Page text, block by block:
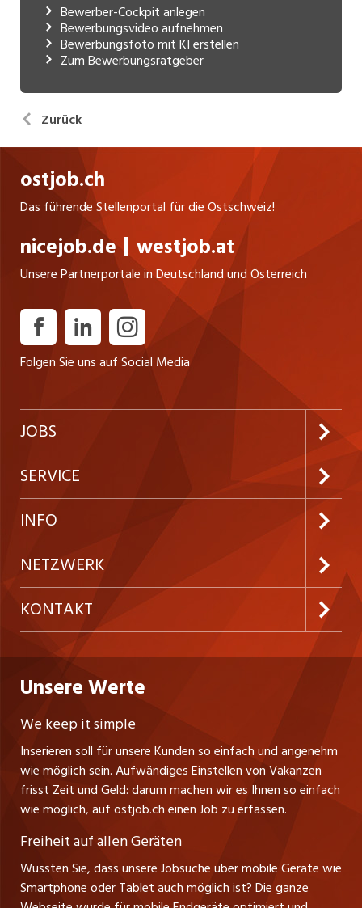
Bewerber-Cockpit anlegen
Bewerbungsvideo aufnehmen
Bewerbungsfoto mit KI erstellen
Zum Bewerbungsratgeber
Zurück
ostjob.ch
Das führende Stellenportal für die Ostschweiz!
nicejob.de westjob.at
Unsere Partnerportale in Deutschland und Österreich
Folgen Sie uns auf Social Media
JOBS
Jobabo abonnieren
Neue Stellen
Festanstellungen
Temporäre Jobs
Freelance Jobs
Praktika
Lehrstellen
Führungspositionen
Management / Kader-Jobs
Berufsgruppen
Top-Regionen
SERVICE
Kundenlogin
Inserieren
Firmen
Personalvermittler
INFO
Preise & Leistungen
AGB
Datenschutzerklärung
Nutzungsbedingungen
Stellenmeldepflicht
Schnittstelle
Impressum
NETZWERK
westjob.at
nicejob.de
myjob.ch
zentraljob.ch
jobbasel.ch
jobbern.ch
jobmittelland.ch
jobzüri.ch
KONTAKT
CH Media Classifieds AG
Fürstenlandstrasse 122
CH-9001 St. Gallen
Tel. +41 71 272 73 80
info@ostjob.ch/inserate@ostjob.ch
Henrik Jasek
Leiter ostjob.ch
Fredy Pillinger
Verkauf und Beratung
Christoph Walzl
Verkauf und Beratung
Unsere Werte
We keep it simple
Inserieren soll für unsere Kunden so einfach und angenehm
wie möglich sein. Aufwändiges Einstellen von Vakanzen
frisst Zeit und Geld: darum machen wir es Ihnen so einfach
wie möglich, auf ostjob.ch einen Job zu erfassen.
Freiheit auf allen Geräten
Wussten Sie, dass unsere Jobsuche über mobile Geräte wie
Smartphone oder Tablet auch möglich ist? Die ganze